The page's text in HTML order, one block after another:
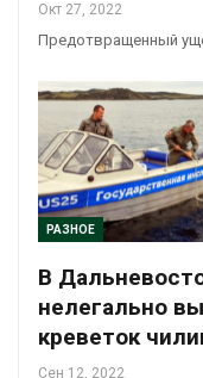
Окт 27, 2022
Предотвращенный
РАЗНОЕ
В
нелегально
креветок
Сен 12, 2022